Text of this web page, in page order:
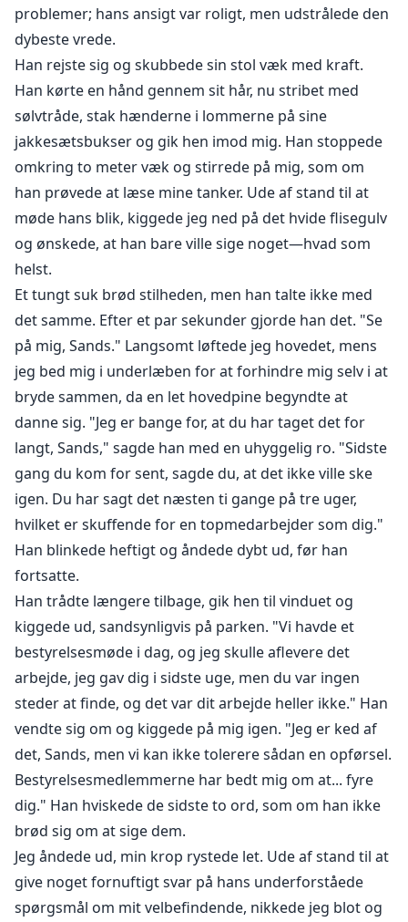
problemer; hans ansigt var roligt, men udstrålede den
dybeste vrede.
Han rejste sig og skubbede sin stol væk med kraft.
Han kørte en hånd gennem sit hår, nu stribet med
sølvtråde, stak hænderne i lommerne på sine
jakkesætsbukser og gik hen imod mig. Han stoppede
omkring to meter væk og stirrede på mig, som om
han prøvede at læse mine tanker. Ude af stand til at
møde hans blik, kiggede jeg ned på det hvide flisegulv
og ønskede, at han bare ville sige noget—hvad som
helst.
Et tungt suk brød stilheden, men han talte ikke med
det samme. Efter et par sekunder gjorde han det. "Se
på mig, Sands." Langsomt løftede jeg hovedet, mens
jeg bed mig i underlæben for at forhindre mig selv i at
bryde sammen, da en let hovedpine begyndte at
danne sig. "Jeg er bange for, at du har taget det for
langt, Sands," sagde han med en uhyggelig ro. "Sidste
gang du kom for sent, sagde du, at det ikke ville ske
igen. Du har sagt det næsten ti gange på tre uger,
hvilket er skuffende for en topmedarbejder som dig."
Han blinkede heftigt og åndede dybt ud, før han
fortsatte.
Han trådte længere tilbage, gik hen til vinduet og
kiggede ud, sandsynligvis på parken. "Vi havde et
bestyrelsesmøde i dag, og jeg skulle aflevere det
arbejde, jeg gav dig i sidste uge, men du var ingen
steder at finde, og det var dit arbejde heller ikke." Han
vendte sig om og kiggede på mig igen. "Jeg er ked af
det, Sands, men vi kan ikke tolerere sådan en opførsel.
Bestyrelsesmedlemmerne har bedt mig om at... fyre
dig." Han hviskede de sidste to ord, som om han ikke
brød sig om at sige dem.
Jeg åndede ud, min krop rystede let. Ude af stand til at
give noget fornuftigt svar på hans underforståede
spørgsmål om mit velbefindende, nikkede jeg blot og